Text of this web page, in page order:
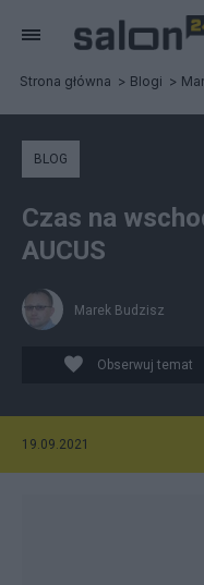
Strona główna Blogi
BLOG
Czas na
AUCUS
Marek Budzisz
Obserwuj temat
19.09.2021